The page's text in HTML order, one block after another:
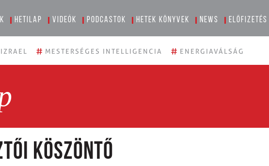
Hetilap Videók Podcastok Hetek könyvek News Előfizetés
IZRAEL # MESTERSÉGES INTELLIGENCIA # ENERGIAVÁLSÁG
köszöntő